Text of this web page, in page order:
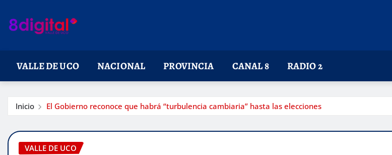
contenido
VALLE DE UCO NACIONAL PROVINCIA CANAL 8 RADIO 2
Inicio El Gobierno reconoce que habrá “turbulencia cambiaria” hasta las elecciones
VALLE DE UCO